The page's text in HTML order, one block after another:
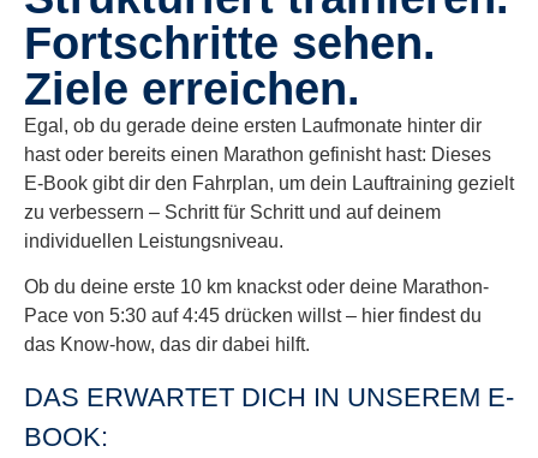
Fortschritte sehen.
Ziele erreichen.
Egal, ob du gerade deine ersten Laufmonate hinter dir
hast oder bereits einen Marathon gefinisht hast: Dieses
E-Book gibt dir den Fahrplan, um dein Lauftraining gezielt
zu verbessern – Schritt für Schritt und auf deinem
individuellen Leistungsniveau.
Ob du deine erste 10 km knackst oder deine Marathon-
Pace von 5:30 auf 4:45 drücken willst – hier findest du
das Know-how, das dir dabei hilft.
DAS ERWARTET DICH IN UNSEREM E-
BOOK: